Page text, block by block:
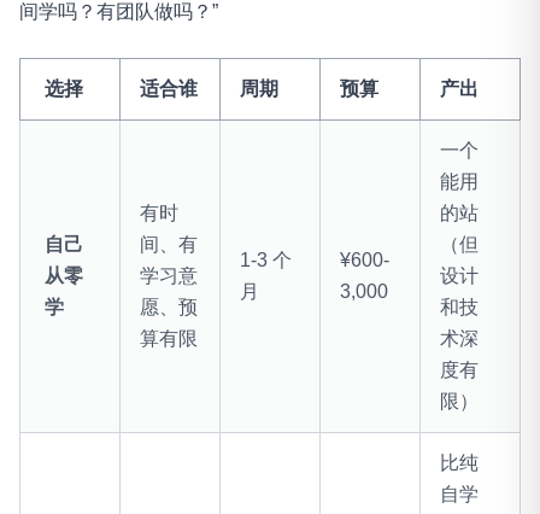
间学吗？有团队做吗？”
选择 适合谁 周期 预算 产出
自己
从零
学
有时
间、有
学习意
愿、预
算有限
1-3 个
月
¥600-
3,000
一个
能用
的站
（但
设计
和技
术深
度有
限）
比纯
自学